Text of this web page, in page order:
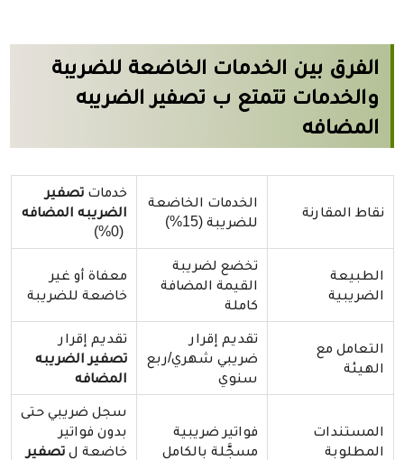
الفرق بين الخدمات الخاضعة للضريبة
والخدمات تتمتع ب تصفير الضريبه
المضافه
نقاط المقارنة
الخدمات الخاضعة
للضريبة (15%)
خدماتتصفير
الضريبه المضافه
(0%)
الطبيعة
الضريبية
تخضع لضريبة
القيمة المضافة
كاملة
معفاة أو غير
خاضعة للضريبة
التعامل مع
الهيئة
تقديم إقرار
ضريبي شهري/ربع
سنوي
تقديم إقرار
تصفير الضريبه
المضافه
المستندات
المطلوبة
فواتير ضريبية
مسجَّلة بالكامل
سجل ضريبي حتى
بدون فواتير
خاضعة لتصفير